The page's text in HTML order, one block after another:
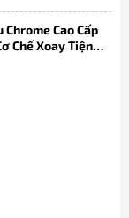
Cao Cấp
Chế Xoay Tiện